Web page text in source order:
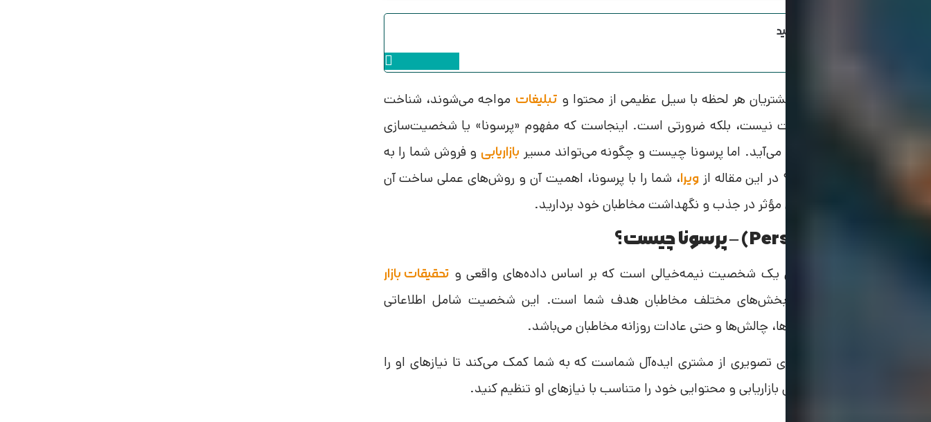
اینستاگرام ویرا رو دنبال کنید
در دنیای پرشتاب امروز که مشتریان هر لحظه با سیل عظیمی از محتوا و تبلیغات مواجه می‌شوند، شناخت
دقیق مخاطب دیگر یک مزیت نیست، بلکه ضرورتی است. اینجاست که مفهوم «پرسونا» یا شخصیت‌سازی
مخاطب به کمک کسب‌وکارها می‌آید. اما پرسونا چیست و چگونه می‌تواند مسیر بازاریابی و فروش شما را به
یک نقشه روشن تبدیل کند؟ در این مقاله ازویرا، شما را با پرسونا، اهمیت آن و روش‌های عملی ساخت آن
آشنا می‌کنیم تا بتوانید قدمی مؤثر در جذب و نگهداشت مخاطبان خود بردارید.
تحقیقات بازار
ساخته می‌شود و نمایانگر بخش‌های مختلف مخاطبان هدف شما است. این شخصیت شامل اطلاعاتی
همچون اهداف، نیازها، رفتارها، چالش‌ها و حتی عادات روزانه مخاطبان می‌باشد.
به زبان ساده، پرسونا نسخه‌ای تصویری از مشتری ایده‌آل شماست که به شما کمک می‌کند تا نیازهای او را
بهتر درک کرده و استراتژی‌های بازاریابی و محتوایی خود را متناسب با نیازهای او تنظیم کنید.